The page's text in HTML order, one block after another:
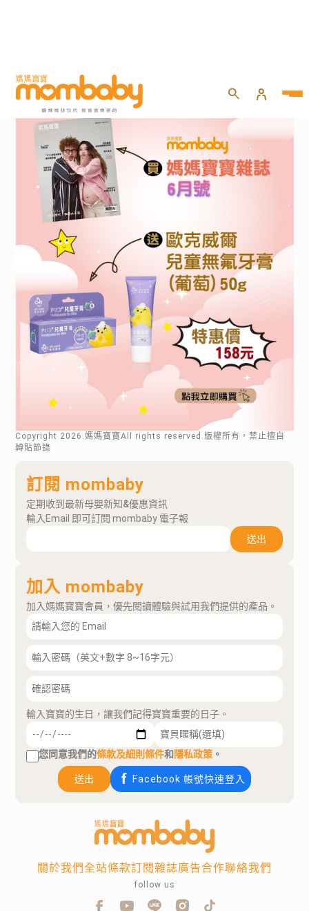
Copyright 2026 .媽媽寶寶All rights reserved.版權所有，禁止擅自
轉貼節錄
訂閱 mombaby
定期收到最新母嬰新知&優惠資訊
輸入Email 即可訂閱 mombaby 電子報
送出
加入 mombaby
加入媽媽寶寶會員，優先閱讀體驗與試用我們提供的產品。
輸入寶寶的生日，讓我們記得寶寶重要的日子。
您同意我們的條款及細則條件和隱私政策 。
送出 Facebook 帳號快速登入
關於我們全站條款訂閱雜誌廣告合作聯絡我們
follow us